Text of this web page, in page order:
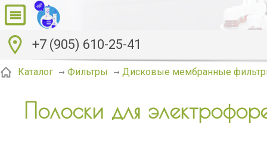
+7 (905) 610-25-41
Каталог Фильтры Дисковые мембранные
Полоски для